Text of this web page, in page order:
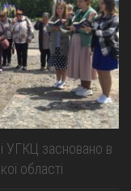
УГКЦ засновано в
області